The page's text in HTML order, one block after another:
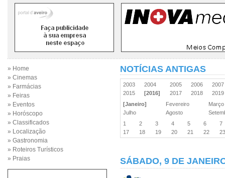
» Home
» Cinemas
» Farmácias
» Feiras
» Eventos
» Horóscopo
» Classificados
» Localização
» Gastronomia
» Roteiros Turísticos
» Praias
NOTÍCIAS ANTIGAS
2003 2004 2005 2006
2015
[2016] 2017 2018
[Janeiro]
Fevereiro
Julho
Agosto
1
2 3 4 5 6
7
17
18 19 20 21 22
SÁBADO, 9 DE